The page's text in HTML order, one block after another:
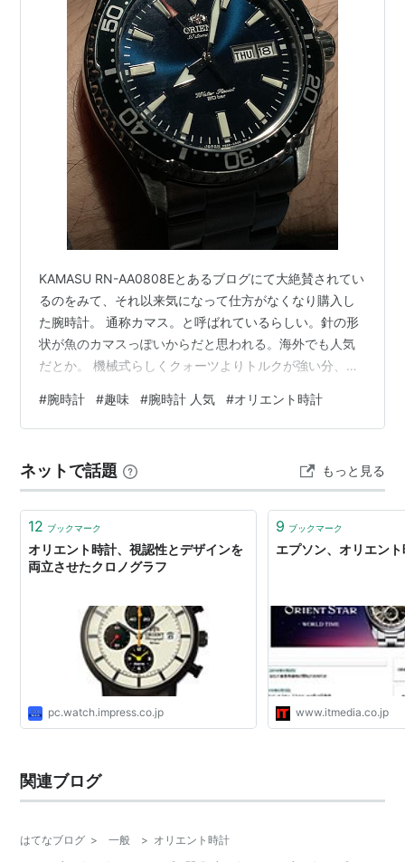
2001年（平成13年）、「 セイコーエプソン 株式会社
引受による第三者割当増資実施され、「セイコーエプソ
ン株式会社」の持株比率が52％となり同社の 子会社
2009年（平成21年）、「セイコーエプソン 株式会社
の持株比率が100%となり同社の完全子会社となる。
KAMASU RN-AA0808Eとあるブログにて大絶賛されてい
るのをみて、それ以来気になって仕方がなくなり購入し
た腕時計。 通称カマス。と呼ばれているらしい。針の形
状が魚のカマスっぽいからだと思われる。海外でも人気
だとか。 機械式らしくクォーツよりトルクが強い分、針
風ウォッチ。「風」と言ったのは、この腕時計の防水性
能は20気圧。本格的なダイビングに使用するなら200m
水性能ではなく、20気圧防水はあくまでも水深200mの
水中で静止した状態での耐圧を指しているので、水中で
身につけて動いたり…
#腕時計 #趣味 #腕時計 人気 #オリエント時計
ネットで話題 もっと見る
12 ブックマーク
オリエント時計、視認性とデザインを
両立させたクロノグラフ
pc.watch.impress.co.jp
9 ブックマーク
エプソン、オリエン
www.itmedia.co.jp
関連ブログ
はてなブログ > 一般 > オリエント時計